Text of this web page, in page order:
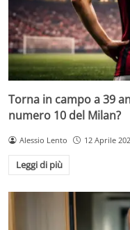
Torna in campo a 39
numero 10 del Milan?
Alessio Lento 12 Aprile
Leggi di più